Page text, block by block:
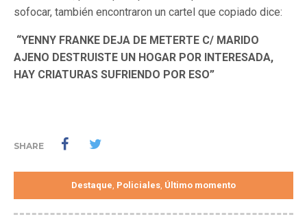
sofocar, también encontraron un cartel que copiado dice:
“YENNY FRANKE DEJA DE METERTE C/ MARIDO
AJENO DESTRUISTE UN HOGAR POR INTERESADA,
HAY CRIATURAS SUFRIENDO POR ESO”
SHARE
Destaque Policiales Último momento